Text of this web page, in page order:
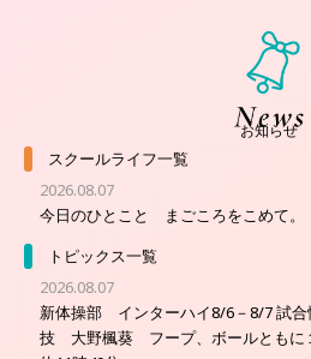
お知らせ
スクールライフ一覧
2026.08.07
今日のひとこと まごころをこめて。
トピックス一覧
2026.08.07
新体操部 インターハイ8/6－8/7 試
技 大野楓葵 フープ、ボールともに